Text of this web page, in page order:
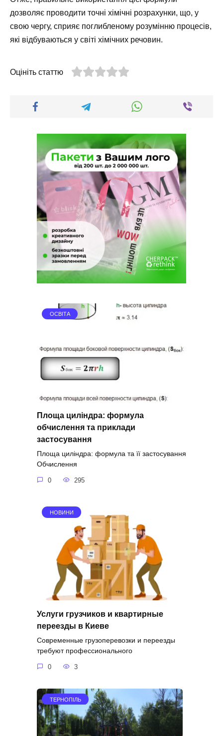
дозволяє проводити точні хімічні розрахунки, що, у
свою чергу, сприяє поглибленому розумінню процесів,
які відбуваються у світі хімічних речовин.
Оцініть статтю
ОСВІТА
Площа циліндра: формула
обчислення та приклади
застосування
Площа циліндра: формула та її застосування
Обчислення
0 295
НОВИНИ
Услуги грузчиков и квартирные
переезды в Киеве
Современные грузоперевозки и переезды
требуют профессионального
0 3
ТЕРНОПІЛЬ